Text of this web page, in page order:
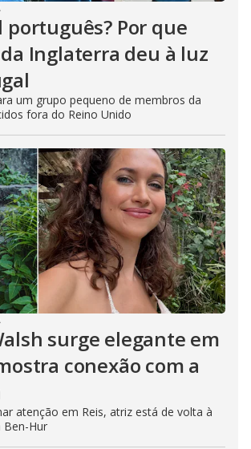
português? Por que
Inglaterra deu à luz
um grupo pequeno de membros da
fora do Reino Unido
surge elegante em
conexão com a
atenção em Reis, atriz está de volta à
Ben-Hur